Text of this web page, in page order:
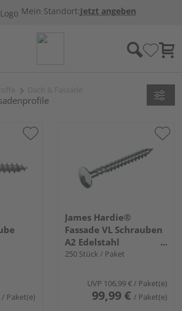
Mein Standort:Jetzt angeben
/ Paket(e)
James Hardie®
Fassade VL Schrauben
A2 Edelstahl
40x4,2mm
250 Stück / Paket
UVP 106,99 €/ Paket(e)
99,99 € / Paket(e)